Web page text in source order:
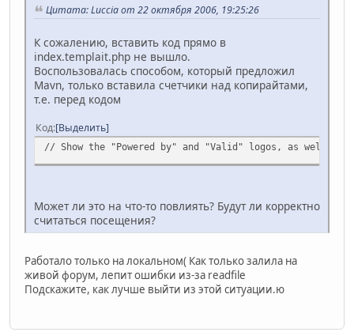
Цитата: Luccia от 22 октября 2006, 19:25:26
К сожалению, вставить код прямо в
index.templait.php не вышло.
Воспользовалась способом, который предложил
Mavn, только вставила счетчики над копирайтами,
т.е. перед кодом
Код Выделить
// Show the "Powered by" and "Valid" logos, as well as
Может ли это на что-то повлиять? Будут ли корректно
считаться посещения?
Работало только на локальном( Как только залила на
живой форум, лепит ошибки из-за readfile
Подскажите, как лучше выйти из этой ситуации.ю